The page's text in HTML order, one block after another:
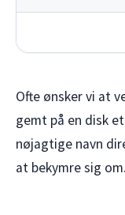
Ofte ønsker vi at
gemt på en disk
nøjagtige navn
at bekymre sig om.